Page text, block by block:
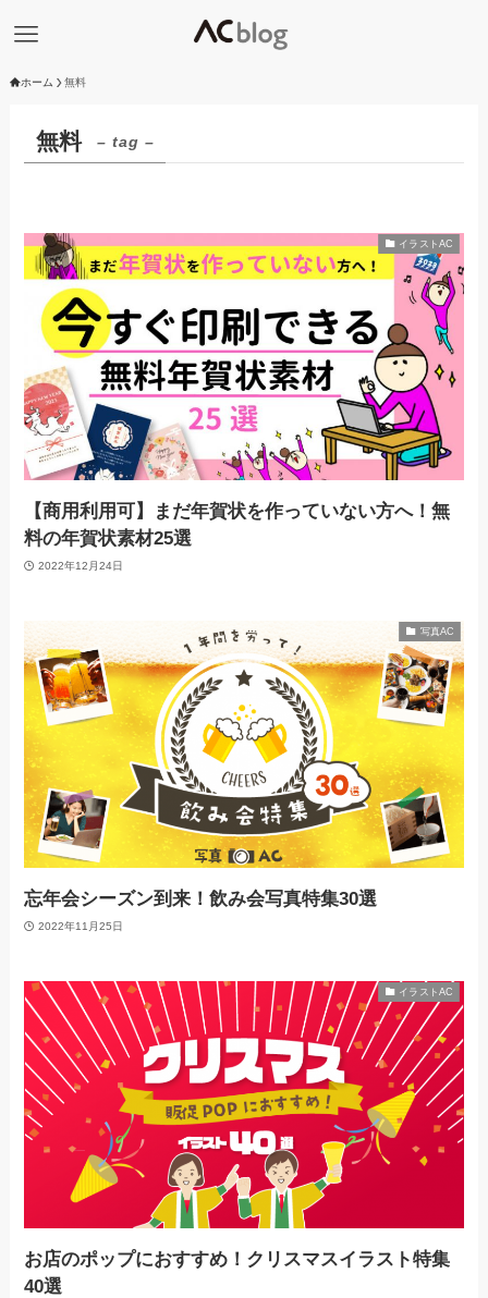
ホーム 無料
無料 – tag –
イラストAC
【商用利用可】まだ年賀状を作っていない方へ！無
料の年賀状素材25選
2022年12月24日
写真AC
忘年会シーズン到来！飲み会写真特集30選
2022年11月25日
イラストAC
お店のポップにおすすめ！クリスマスイラスト特集
40選